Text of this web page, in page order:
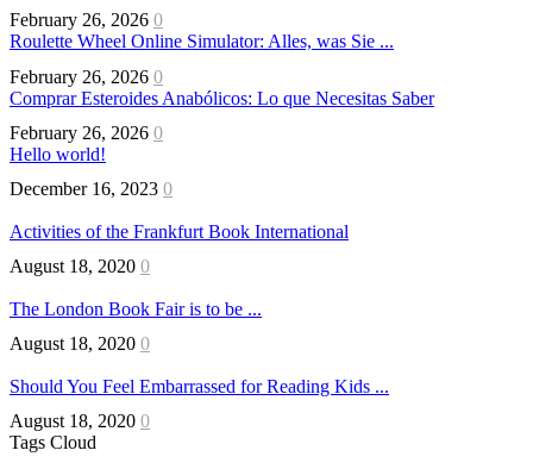
February 26, 2026 0
Roulette Wheel Online Simulator: Alles, was Sie ...
February 26, 2026 0
Comprar Esteroides Anabólicos: Lo que Necesitas Saber
February 26, 2026 0
Hello world!
December 16, 2023 0
Activities of the Frankfurt Book International
August 18, 2020 0
The London Book Fair is to be ...
August 18, 2020 0
Should You Feel Embarrassed for Reading Kids ...
August 18, 2020 0
Tags Cloud